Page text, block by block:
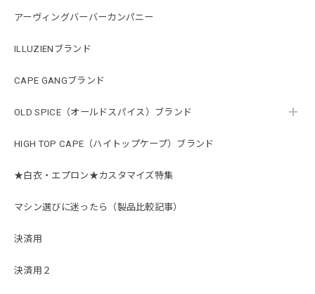
アーヴィングバーバーカンパニー
ILLUZIENブランド
CAPE GANGブランド
OLD SPICE（オールドスパイス）ブランド
HIGH TOP CAPE（ハイトップケープ）ブランド
★白衣・エプロン★カスタマイズ特集
マシン選びに迷ったら（製品比較記事）
決済用
決済用２